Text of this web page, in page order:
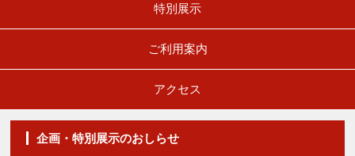
特別展示
ご利用案内
アクセス
企画・特別展示のおしらせ